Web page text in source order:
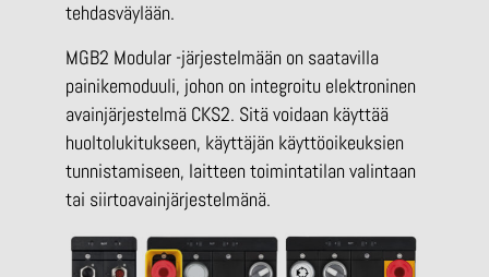
tehdasväylään.
MGB2 Modular -järjestelmään on saatavilla
painikemoduuli, johon on integroitu elektroninen
avainjärjestelmä CKS2. Sitä voidaan käyttää
huoltolukitukseen, käyttäjän käyttöoikeuksien
tunnistamiseen, laitteen toimintatilan valintaan
tai siirtoavainjärjestelmänä.